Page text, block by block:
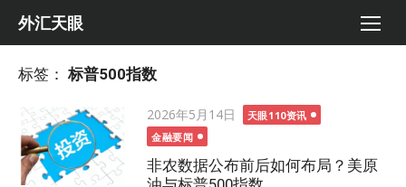
Skip
外汇天眼
标签： 标普500指数
Posted
on
2026年5月14日
天眼110资讯
金融要闻
非农数据公布前后如何布局？美原